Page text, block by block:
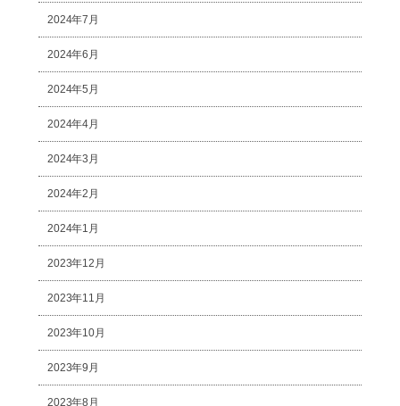
2024年7月
2024年6月
2024年5月
2024年4月
2024年3月
2024年2月
2024年1月
2023年12月
2023年11月
2023年10月
2023年9月
2023年8月